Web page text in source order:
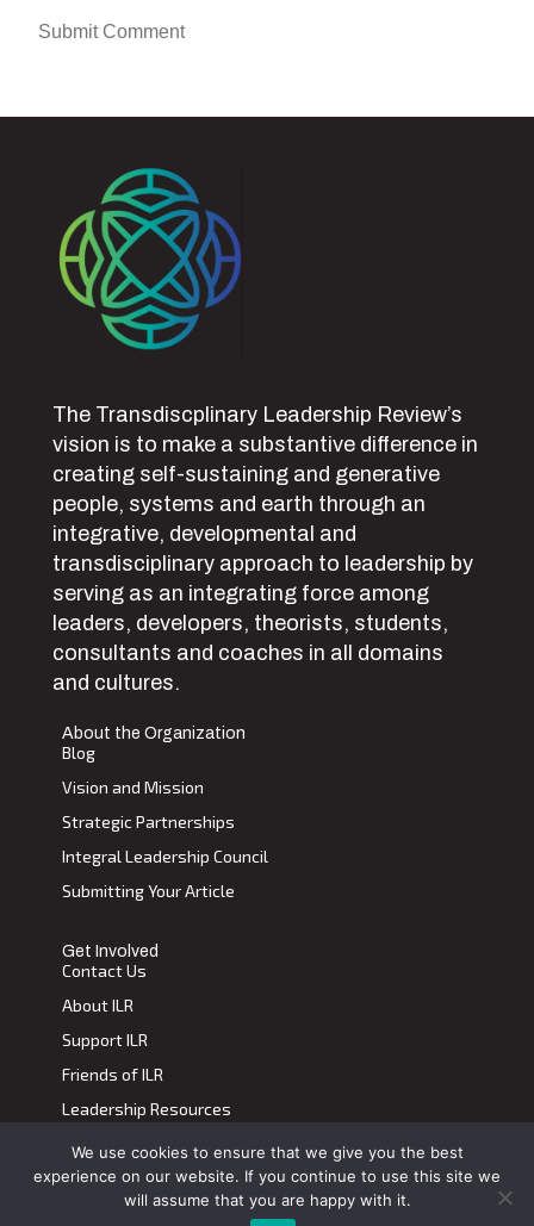
The Transdiscplinary Leadership Review’s
vision is to make a substantive difference in
creating self-sustaining and generative
people, systems and earth through an
integrative, developmental and
transdisciplinary approach to leadership by
serving as an integrating force among
leaders, developers, theorists, students,
consultants and coaches in all domains
and cultures.
About the Organization
Blog
Vision and Mission
Strategic Partnerships
Integral Leadership Council
Submitting Your Article
Get Involved
Contact Us
About ILR
Support ILR
Friends of ILR
Leadership Resources
Terms of Use |Privacy Policy
Transdiscplinary Leadership Review, All Rights Reserved 2023
We use cookies to ensure that we give you the best
experience on our website. If you continue to use this site we
will assume that you are happy with it.